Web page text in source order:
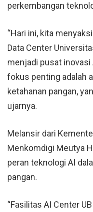
perkembangan
“Hari ini, kita
Data Center
menjadi pusat inovasi
fokus penting adalah
ketahanan pangan,
ujarnya.
Melansir dari
Menkomdigi Meutya
peran teknologi AI
pangan.
“Fasilitas AI Center